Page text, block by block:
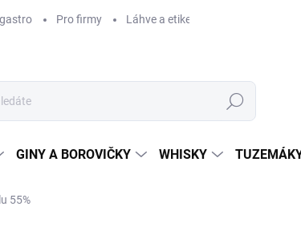
Pro firmy Láhve a etikety na míru
Hledat
GINY A BOROVIČKY WHISKY
55%